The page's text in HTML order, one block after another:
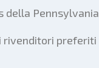
della Pennsylvania
rivenditori preferiti